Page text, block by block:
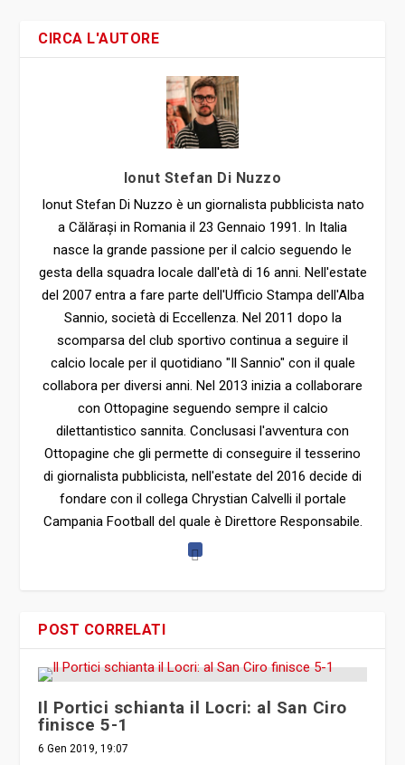
CIRCA L'AUTORE
Ionut Stefan Di Nuzzo
Ionut Stefan Di Nuzzo è un giornalista pubblicista nato
a Călărași in Romania il 23 Gennaio 1991. In Italia
nasce la grande passione per il calcio seguendo le
gesta della squadra locale dall'età di 16 anni. Nell'estate
del 2007 entra a fare parte dell'Ufficio Stampa dell'Alba
Sannio, società di Eccellenza. Nel 2011 dopo la
scomparsa del club sportivo continua a seguire il
calcio locale per il quotidiano "Il Sannio" con il quale
collabora per diversi anni. Nel 2013 inizia a collaborare
con Ottopagine seguendo sempre il calcio
dilettantistico sannita. Conclusasi l'avventura con
Ottopagine che gli permette di conseguire il tesserino
di giornalista pubblicista, nell'estate del 2016 decide di
fondare con il collega Chrystian Calvelli il portale
Campania Football del quale è Direttore Responsabile.
POST CORRELATI
Il Portici schianta il Locri: al San Ciro
finisce 5-1
6 Gen 2019, 19:07